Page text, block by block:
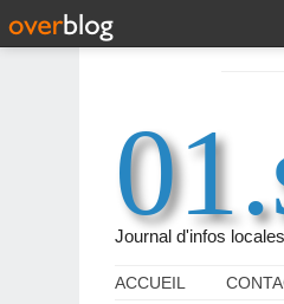
Journal d'infos
ACCUEIL